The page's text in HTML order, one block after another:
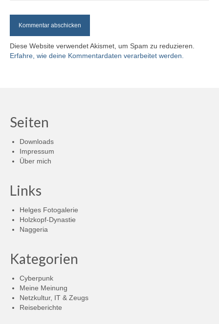
Diese Website verwendet Akismet, um Spam zu reduzieren.
Erfahre, wie deine Kommentardaten verarbeitet werden.
Seiten
Downloads
Impressum
Über mich
Links
Helges Fotogalerie
Holzkopf-Dynastie
Naggeria
Kategorien
Cyberpunk
Meine Meinung
Netzkultur, IT & Zeugs
Reiseberichte